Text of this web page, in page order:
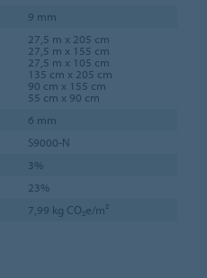
9 mm
27,5 m x 205 cm
27,5 m x 155 cm
27,5 m x 105 cm
135 cm x 205 cm
90 cm x 155 cm
55 cm x 90 cm
6 mm
S9000-N
3%
23%
7,99 kg CO₂e/m²